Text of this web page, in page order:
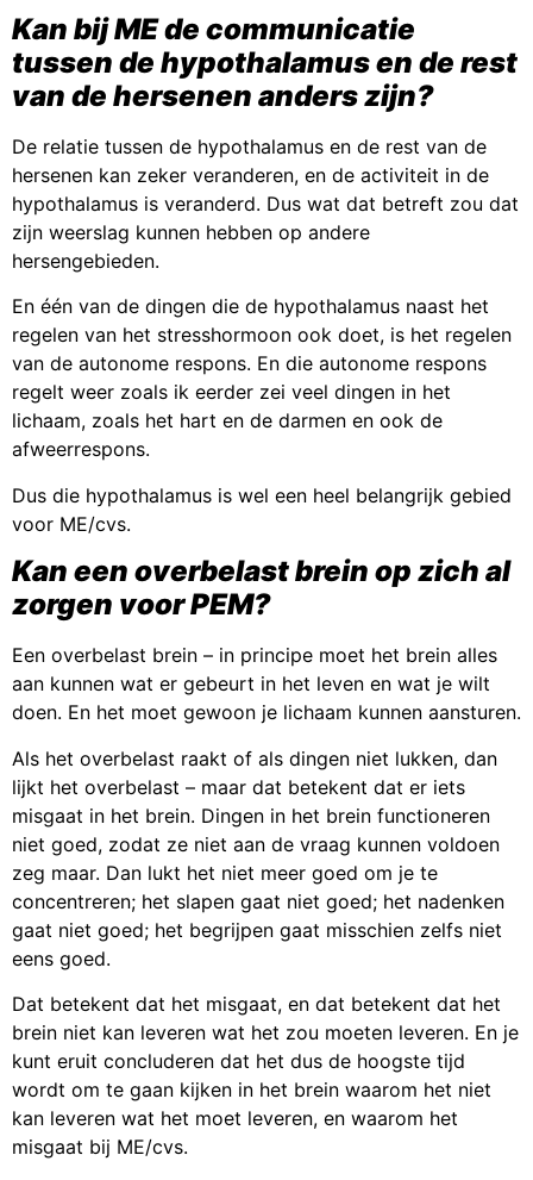
Kan bij ME de communicatie
tussen de hypothalamus en de rest
van de hersenen anders zijn?
De relatie tussen de hypothalamus en de rest van de
hersenen kan zeker veranderen, en de activiteit in de
hypothalamus is veranderd. Dus wat dat betreft zou dat
zijn weerslag kunnen hebben op andere
hersengebieden.
En één van de dingen die de hypothalamus naast het
regelen van het stresshormoon ook doet, is het regelen
van de autonome respons. En die autonome respons
regelt weer zoals ik eerder zei veel dingen in het
lichaam, zoals het hart en de darmen en ook de
afweerrespons.
Dus die hypothalamus is wel een heel belangrijk gebied
voor ME/cvs.
Kan een overbelast brein op zich al
zorgen voor PEM?
Een overbelast brein – in principe moet het brein alles
aan kunnen wat er gebeurt in het leven en wat je wilt
doen. En het moet gewoon je lichaam kunnen aansturen.
Als het overbelast raakt of als dingen niet lukken, dan
lijkt het overbelast – maar dat betekent dat er iets
misgaat in het brein. Dingen in het brein functioneren
niet goed, zodat ze niet aan de vraag kunnen voldoen
zeg maar. Dan lukt het niet meer goed om je te
concentreren; het slapen gaat niet goed; het nadenken
gaat niet goed; het begrijpen gaat misschien zelfs niet
eens goed.
Dat betekent dat het misgaat, en dat betekent dat het
brein niet kan leveren wat het zou moeten leveren. En je
kunt eruit concluderen dat het dus de hoogste tijd
wordt om te gaan kijken in het brein waarom het niet
kan leveren wat het moet leveren, en waarom het
misgaat bij ME/cvs.